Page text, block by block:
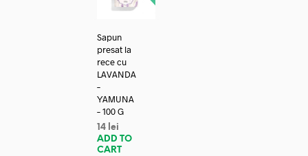
Sapun
presat la
rece cu
LAVANDA
–
YAMUNA
– 100 G
14 lei
ADD TO
CART